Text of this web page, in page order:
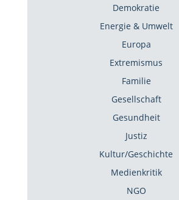
Demokratie
Energie & Umwelt
Europa
Extremismus
Familie
Gesellschaft
Gesundheit
Justiz
Kultur/Geschichte
Medienkritik
NGO